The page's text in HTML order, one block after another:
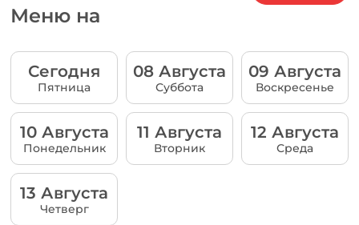
Меню на
Сегодня
Пятница
08 Августа
Суббота
09 Августа
Воскресенье
10 Августа
Понедельник
11 Августа
Вторник
12 Августа
Среда
13 Августа
Четверг